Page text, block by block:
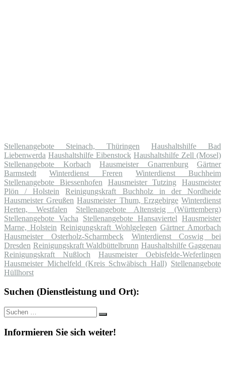
Stellenangebote Steinach, Thüringen
Haushaltshilfe Bad
Liebenwerda Haushaltshilfe Eibenstock Haushaltshilfe Zell (Mosel)
Stellenangebote Korbach
Hausmeister Gnarrenburg
Gärtner
Barmstedt
Winterdienst Freren
Winterdienst Buchheim
Stellenangebote Biessenhofen
Hausmeister Tutzing
Hausmeister
Plön / Holstein
Reinigungskraft Buchholz in der Nordheide
Hausmeister Greußen Hausmeister Thum, Erzgebirge Winterdienst
Herten, Westfalen
Stellenangebote Altensteig (Württemberg)
Stellenangebote Vacha
Stellenangebote Hansaviertel Hausmeister
Marne, Holstein Reinigungskraft Wohlgelegen Gärtner Amorbach
Hausmeister Osterholz-Scharmbeck
Winterdienst Coswig bei
Dresden Reinigungskraft Waldbüttelbrunn Haushaltshilfe Gaggenau
Reinigungskraft Nußloch
Hausmeister Oebisfelde-Weferlingen
Hausmeister Michelfeld (Kreis Schwäbisch Hall) Stellenangebote
Hüllhorst
Suchen (Dienstleistung und Ort):
Suche
nach:
Suchen
Informieren Sie sich weiter!